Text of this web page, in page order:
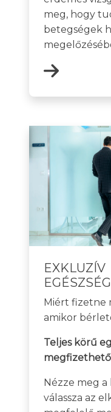
meg, hogy
betegségek
EXKLUZÍV
Miért fizetne
amikor
Teljes körű
megfizethető
Nézze meg
válassza az